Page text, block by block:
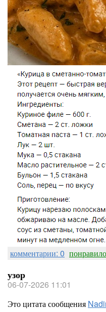
комментарии: 0
узор
06-07-2026 11:01
Это цитата сообщения